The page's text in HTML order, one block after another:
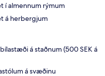
í almennum rýmum
á herbergjum
á staðnum (500 SEK á
á svæðinu